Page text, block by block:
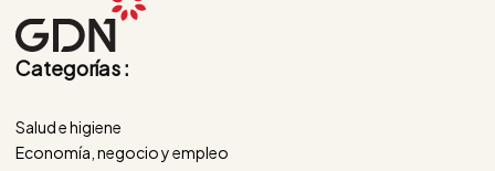
Categorías :
Salud e higiene
Economía, negocio y empleo